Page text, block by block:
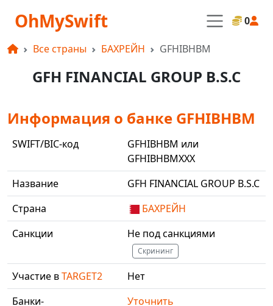
OhMySwift 0
Все страны БАХРЕЙН GFHIBHBM
GFH FINANCIAL GROUP B.S.C
Информация о банке GFHIBHBM
SWIFT/BIC-код
GFHIBHBM или
GFHIBHBMXXX
Название
GFH FINANCIAL GROUP B.S.C
Страна
БАХРЕЙН
Санкции
Не под санкциями
Скрининг
Участие вTARGET2
Нет
Банки-
Уточнить